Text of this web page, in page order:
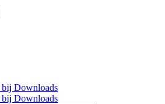
bij Downloads
bij Downloads